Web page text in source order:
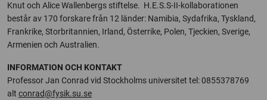
Knut och Alice Wallenbergs stiftelse. H.E.S.S-II-kollaborationen
består av 170 forskare från 12 länder: Namibia, Sydafrika, Tyskland,
Frankrike, Storbritannien, Irland, Österrike, Polen, Tjeckien, Sverige,
Armenien och Australien.
INFORMATION OCH KONTAKT
Professor Jan Conrad vid Stockholms universitet tel: 0855378769
alt conrad@fysik.su.se